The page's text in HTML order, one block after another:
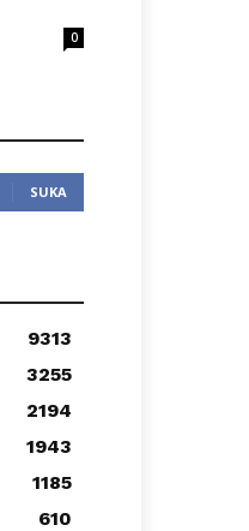
0
SUKA
9313
3255
2194
1943
1185
610